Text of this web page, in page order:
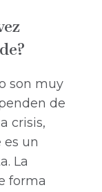
son muy
de
crisis,
es un
La
forma